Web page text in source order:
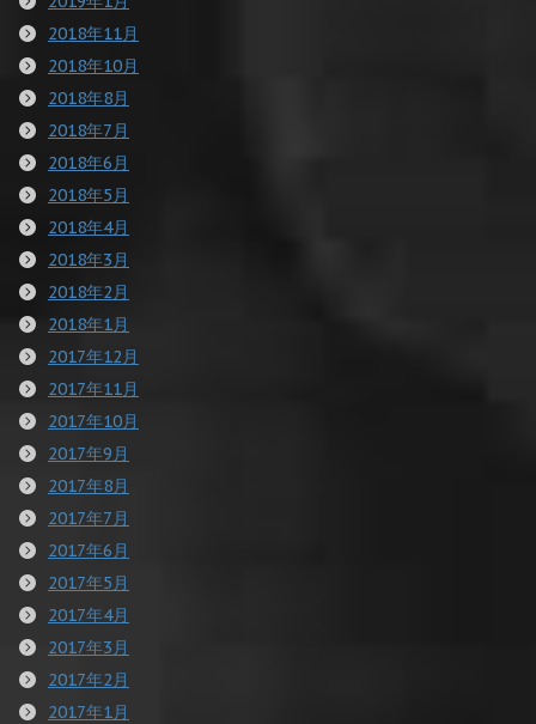
2018年11月
2018年10月
2018年8月
2018年7月
2018年6月
2018年5月
2018年4月
2018年3月
2018年2月
2018年1月
2017年12月
2017年11月
2017年10月
2017年9月
2017年8月
2017年7月
2017年6月
2017年5月
2017年4月
2017年3月
2017年2月
2017年1月